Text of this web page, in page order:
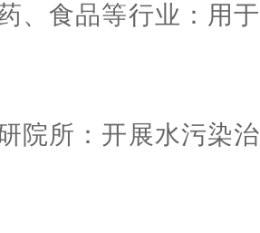
、食品等行业：用
院所：开展水污染